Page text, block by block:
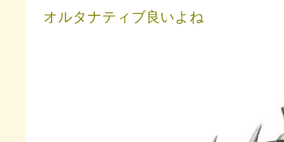
オルタナティブ良いよね